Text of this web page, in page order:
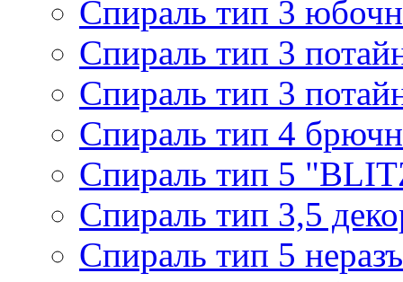
Спираль тип 3
Спираль тип 3
Спираль тип 3
Спираль тип 4
Спираль тип 5
Спираль тип 3,5
Спираль тип 5